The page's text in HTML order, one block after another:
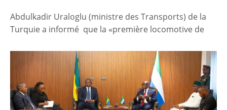
Abdulkadir Uraloglu (ministre des Transports) de la
Turquie a informé que la «première locomotive de